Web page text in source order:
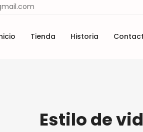
Tienda Historia
Estilo de